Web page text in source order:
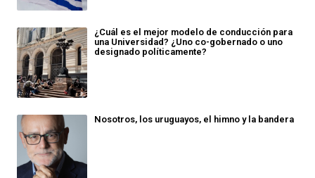
¿Cuál es el mejor modelo de conducción para
una Universidad? ¿Uno co-gobernado o uno
designado políticamente?
Nosotros, los uruguayos, el himno y la bandera